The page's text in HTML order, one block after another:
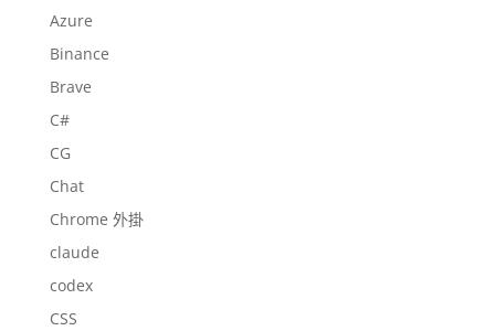
Azure
Binance
Brave
C#
CG
Chat
Chrome 外掛
claude
codex
CSS